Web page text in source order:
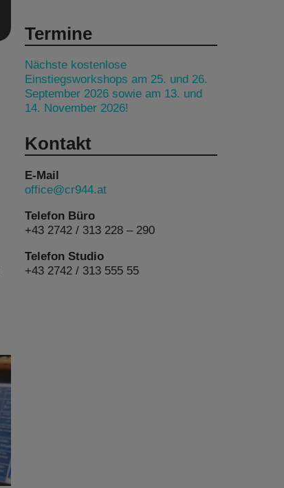
Termine
Nächste kostenlose
Einstiegsworkshops am 25. und 26.
September 2026 sowie am 13. und
14. November 2026!
Kontakt
E-Mail
office@cr944.at
Telefon Büro
+43 2742 / 313 228 – 290
Telefon Studio
+43 2742 / 313 555 55